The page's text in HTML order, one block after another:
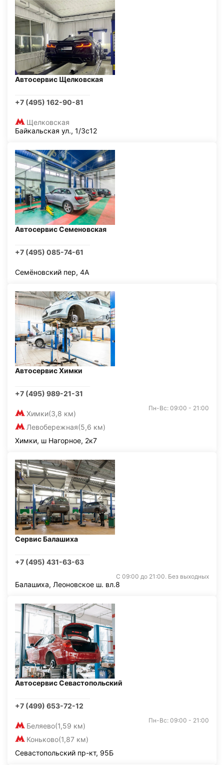
Автосервис Щелковская
+7 (495) 162-90-81
Щелковская
Байкальская ул., 1/3с12
Автосервис Семеновская
+7 (495) 085-74-61
Семёновский пер, 4А
Автосервис Химки
+7 (495) 989-21-31
Химки(3,8 км)
Левобережная(5,6 км)
Пн-Вс: 09:00 - 21:00
Химки, ш Нагорное, 2к7
Сервис Балашиха
+7 (495) 431-63-63
С 09:00 до 21:00. Без выходных
Балашиха, Леоновское ш. вл.8
Автосервис Севастопольский
+7 (499) 653-72-12
Беляево(1,59 км)
Коньково(1,87 км)
Пн-Вс: 09:00 - 21:00
Севастопольский пр-кт, 95Б